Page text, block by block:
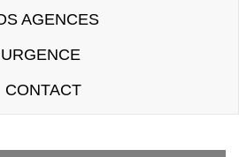
AGENCES
URGENCE
CONTACT